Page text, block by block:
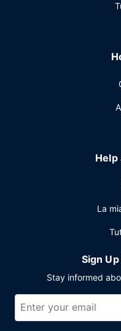
Help
La
Sign
Stay informed